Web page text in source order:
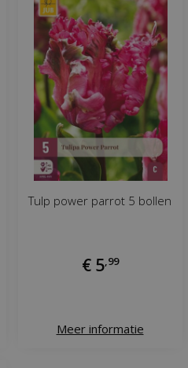
Tulp power parrot 5 bollen
€ 5 99
Meer informatie